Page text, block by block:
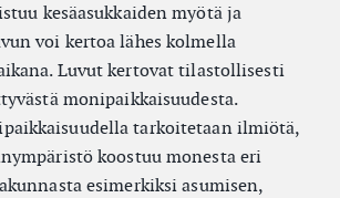
kesäasukkaiden myötä ja
voi kertoa lähes kolmella
Luvut kertovat tilastollisesti
monipaikkaisuudesta.
tarkoitetaan ilmiötä,
koostuu monesta eri
esimerkiksi asumisen,